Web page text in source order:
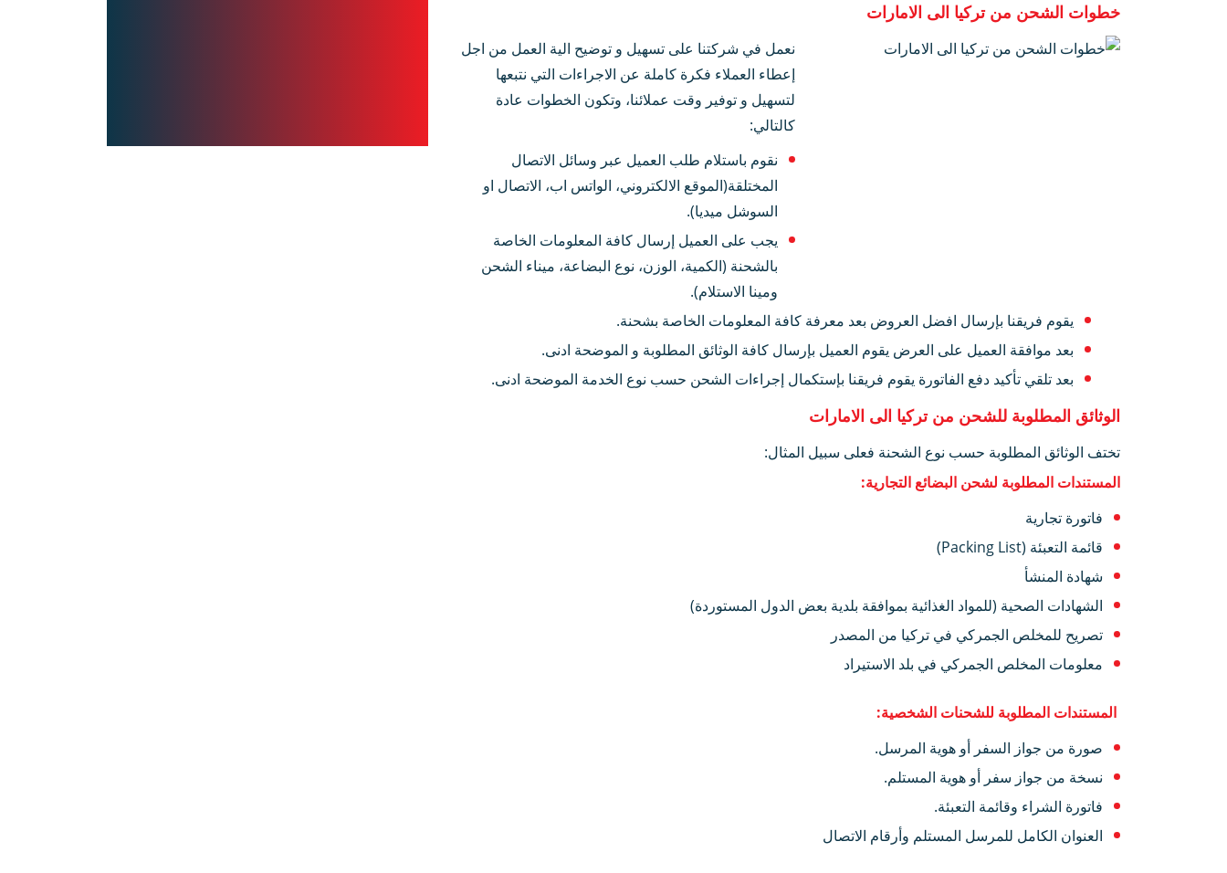
خطوات الشحن من تركيا الى الامارات
نعمل في شركتنا على تسهيل و توضيح الية العمل من اجل
إعطاء العملاء فكرة كاملة عن الاجراءات التي نتبعها
لتسهيل و توفير وقت عملائنا، وتكون الخطوات عادة
كالتالي:
نقوم باستلام طلب العميل عبر وسائل الاتصال
المختلقة(الموقع الالكتروني، الواتس اب، الاتصال او
السوشل ميديا).
يجب على العميل إرسال كافة المعلومات الخاصة
بالشحنة (الكمية، الوزن، نوع البضاعة، ميناء الشحن
ومينا الاستلام).
يقوم فريقنا بإرسال افضل العروض بعد معرفة كافة المعلومات الخاصة بشحنة.
بعد موافقة العميل على العرض يقوم العميل بإرسال كافة الوثائق المطلوبة و الموضحة ادنى.
بعد تلقي تأكيد دفع الفاتورة يقوم فريقنا بإستكمال إجراءات الشحن حسب نوع الخدمة الموضحة ادنى.
الوثائق المطلوبة للشحن من تركيا الى الامارات
تختف الوثائق المطلوبة حسب نوع الشحنة فعلى سبيل المثال:
المستندات المطلوبة لشحن البضائع التجارية:
فاتورة تجارية
قائمة التعبئة (Packing List)
شهادة المنشأ
الشهادات الصحية (للمواد الغذائية بموافقة بلدية بعض الدول المستوردة)
تصريح للمخلص الجمركي في تركيا من المصدر
معلومات المخلص الجمركي في بلد الاستيراد
المستندات المطلوبة للشحنات الشخصية:
صورة من جواز السفر أو هوية المرسل.
نسخة من جواز سفر أو هوية المستلم.
فاتورة الشراء وقائمة التعبئة.
العنوان الكامل للمرسل المستلم وأرقام الاتصال